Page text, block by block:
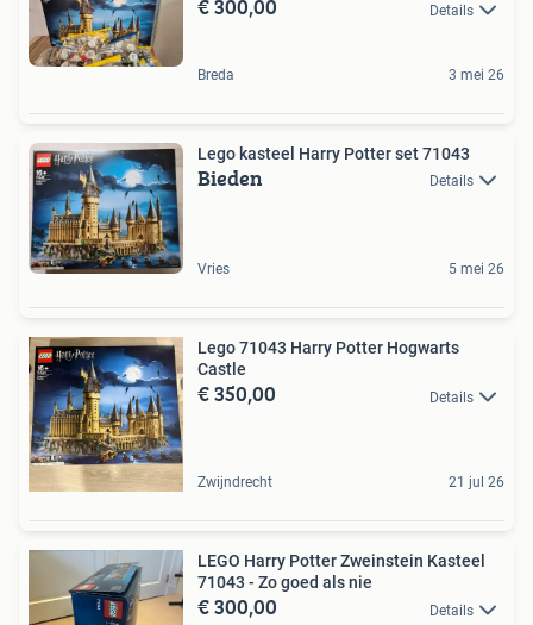
€ 300,00 Details
Breda 3 mei 26
Lego kasteel Harry Potter set 71043
Bieden Details
Vries 5 mei 26
Lego 71043 Harry Potter Hogwarts
Castle
€ 350,00 Details
Zwijndrecht 21 jul 26
LEGO Harry Potter Zweinstein Kasteel
71043 - Zo goed als nie
€ 300,00 Details